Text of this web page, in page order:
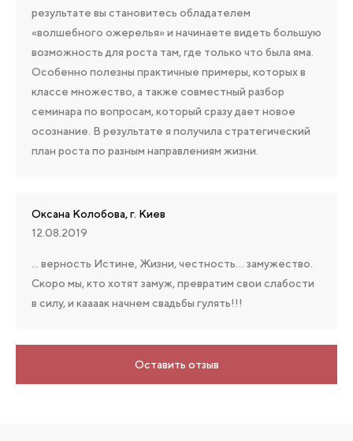
результате вы становитесь обладателем
«волшебного ожерелья» и начинаете видеть большую
возможность для роста там, где только что была яма.
Особенно полезны практичные примеры, которых в
классе множество, а также совместный разбор
семинара по вопросам, который сразу дает новое
осознание. В результате я получила стратегический
план роста по разным направлениям жизни.
Оксана Колобова, г. Киев
12.08.2019
... верность Истине, Жизни, честность… замужество.
Скоро мы, кто хотят замуж, превратим свои слабости
в силу, и каааак начнем свадьбы гулять!!!
Оставить отзыв